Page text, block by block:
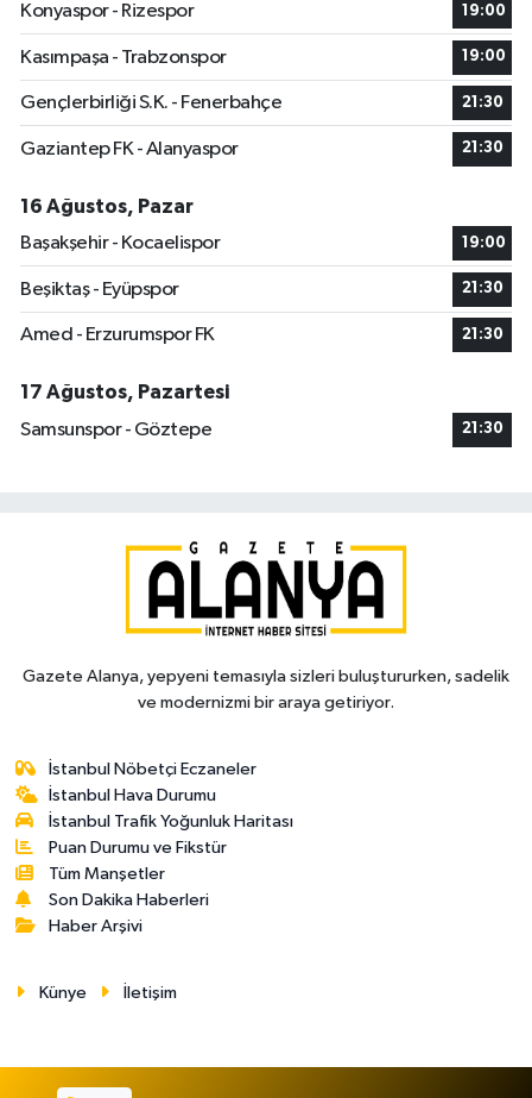
Konyaspor - Rizespor
19:00
Kasımpaşa - Trabzonspor 19:00
Gençlerbirliği S.K. - Fenerbahçe 21:30
Gaziantep FK - Alanyaspor 21:30
16 Ağustos, Pazar
Başakşehir - Kocaelispor
19:00
Beşiktaş - Eyüpspor 21:30
Amed - Erzurumspor FK 21:30
17 Ağustos, Pazartesi
Samsunspor - Göztepe
21:30
Gazete Alanya, yepyeni temasıyla sizleri buluştururken, sadelik
ve modernizmi bir araya getiriyor.
İstanbul Nöbetçi Eczaneler
İstanbul Hava Durumu
İstanbul Trafik Yoğunluk Haritası
Puan Durumu ve Fikstür
Tüm Manşetler
Son Dakika Haberleri
Haber Arşivi
Künye İletişim